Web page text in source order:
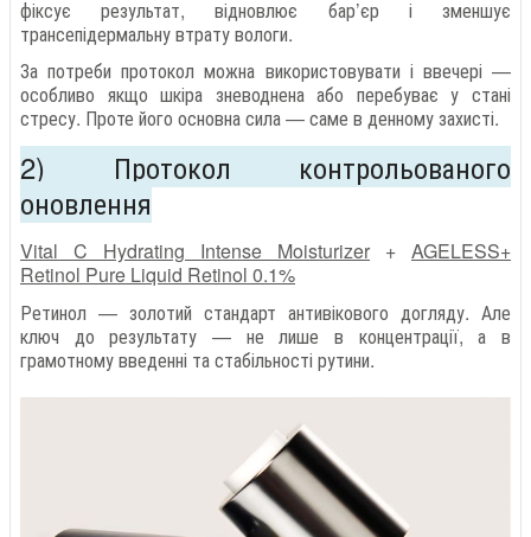
фіксує результат, відновлює бар’єр і зменшує
трансепідермальну втрату вологи.
За потреби протокол можна використовувати і ввечері —
особливо якщо шкіра зневоднена або перебуває у стані
стресу. Проте його основна сила — саме в денному захисті.
2) Протокол контрольованого
оновлення
Vital C Hydrating Intense Moisturizer + AGELESS+
Retinol Pure Liquid Retinol 0.1%
Ретинол — золотий стандарт антивікового догляду. Але
ключ до результату — не лише в концентрації, а в
грамотному введенні та стабільності рутини.